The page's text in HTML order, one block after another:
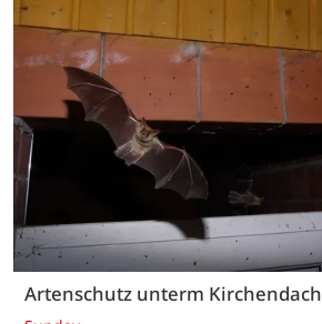
Artenschutz unterm Kirchendach